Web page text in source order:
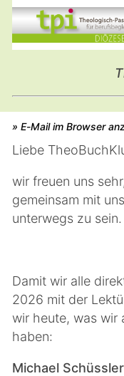
» E-Mail im Browser
Liebe
wir freuen uns
gemeinsam mit
unterwegs zu sein.
Damit wir alle
2026 mit der
wir heute, was wir
haben:
Michael